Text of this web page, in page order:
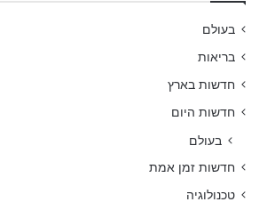
בעולם
בריאות
חדשות בארץ
חדשות היום
בעולם
חדשות זמן אמת
טכנולוגיה